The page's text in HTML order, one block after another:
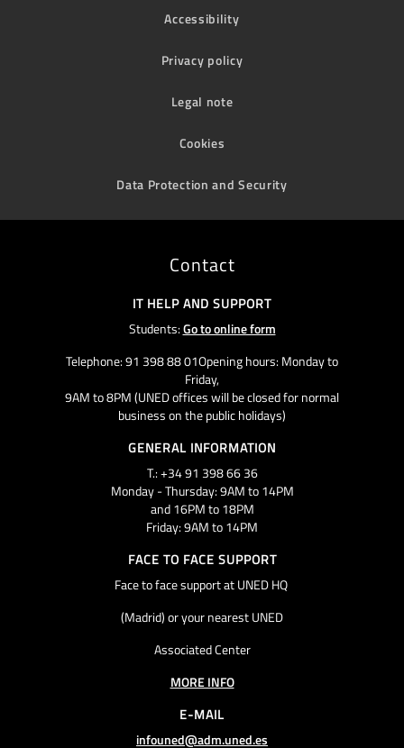
Accessibility
Privacy policy
Legal note
Cookies
Data Protection and Security
Contact
IT HELP AND SUPPORT
Students:Go to online form
Telephone: 91 398 88 01Opening hours: Monday to
Friday,
9AM to 8PM (UNED offices will be closed for normal
business on the public holidays)
GENERAL INFORMATION
T.: +34 91 398 66 36
Monday - Thursday: 9AM to 14PM
and 16PM to 18PM
Friday: 9AM to 14PM
FACE TO FACE SUPPORT
Face to face support at UNED HQ
(Madrid) or your nearest UNED
Associated Center
MORE INFO
E-MAIL
infouned@adm.uned.es